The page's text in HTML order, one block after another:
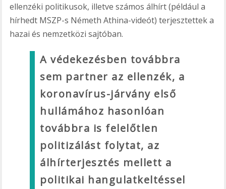
ellenzéki politikusok, illetve számos álhírt (például a
hírhedt MSZP-s Németh Athina-videót) terjesztettek a
hazai és nemzetközi sajtóban.
A védekezésben továbbra
sem partner az ellenzék, a
koronavírus-járvány első
hullámához hasonlóan
továbbra is felelőtlen
politizálást folytat, az
álhírterjesztés mellett a
politikai hangulatkeltéssel